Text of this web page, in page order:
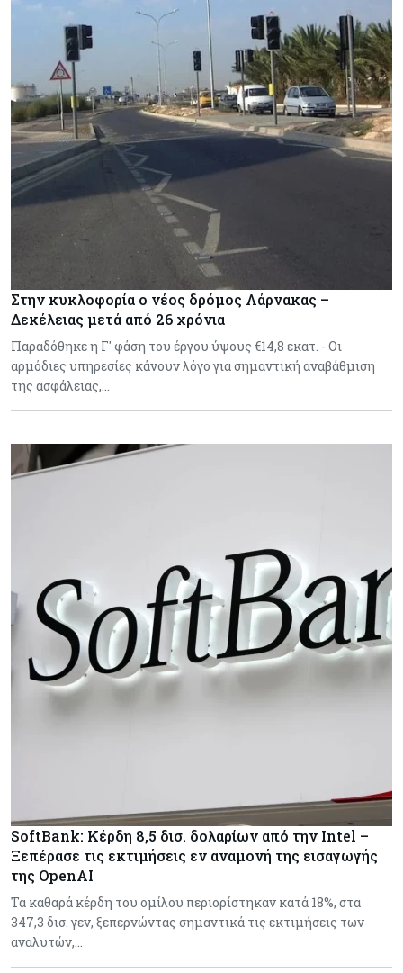
Στην κυκλοφορία ο νέος δρόμος Λάρνακας –
Δεκέλειας μετά από 26 χρόνια
Παραδόθηκε η Γ' φάση του έργου ύψους €14,8 εκατ. - Οι
αρμόδιες υπηρεσίες κάνουν λόγο για σημαντική αναβάθμιση
της ασφάλειας,…
SoftBank: Κέρδη 8,5 δισ. δολαρίων από την Intel –
Ξεπέρασε τις εκτιμήσεις εν αναμονή της εισαγωγής
της OpenAI
Τα καθαρά κέρδη του ομίλου περιορίστηκαν κατά 18%, στα
347,3 δισ. γεν, ξεπερνώντας σημαντικά τις εκτιμήσεις των
αναλυτών,…